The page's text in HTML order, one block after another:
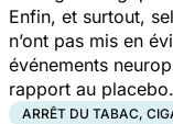
Enfin, et surtout,
n’ont pas mis en
événements
rapport au placebo.
ARRÊT DU TABAC,